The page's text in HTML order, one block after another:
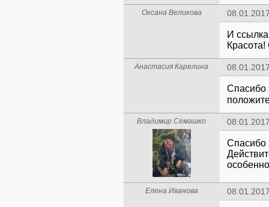
Оксана Великова
И
Анастасия Карелина
Спасибо
Владимир Семашко
Спасибо
Елена Иванова